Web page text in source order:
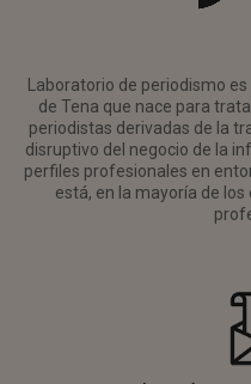
Laboratorio de periodismo
de Tena que nace para
periodistas derivadas de la
disruptivo del negocio de la
perfiles profesionales en
está, en la mayoría de los